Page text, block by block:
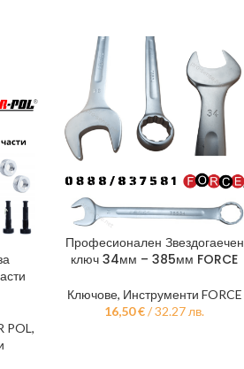
POL,
ДОБАВЯНЕ В КОЛИЧКАТА
Професионален Звездогаечен
ключ 34мм – 385мм FORCE
Ключове, Инструменти FORCE
16,50€ / 32.27 лв.